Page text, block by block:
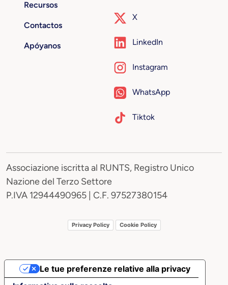
Recursos
Contactos
Apóyanos
X
LinkedIn
Instagram
WhatsApp
Tiktok
Associazione iscritta al RUNTS, Registro Unico
Nazione del Terzo Settore
P.IVA 12944490965 | C.F. 97527380154
Privacy Policy Cookie Policy
Le tue preferenze relative alla privacy